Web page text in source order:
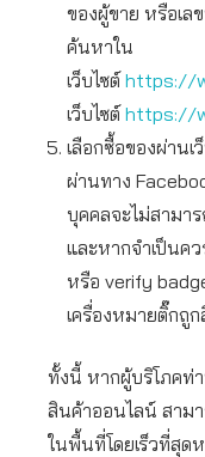
ของผู้ขาย หรือเล
ค้นหาใน
เว็บไซต์ https://
เว็บไซต์ https://
เลือกซื้อของผ่าน
ผ่านทาง
บุคคลจะไม่สามา
และหากจำเป็นค
หรือ verify
เครื่องหมายติ๊กถูก
ทั้งนี้ หากผู้บริโภคท่
สินค้าออนไลน์ สาม
ในพื้นที่โดยเร็วที่สุด